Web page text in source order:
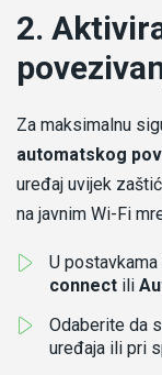
2.
Za maksimalnu
automatskog
uređaj uvijek
na javnim Wi-Fi
U
connect ili
Odaberite da
uređaja ili pri